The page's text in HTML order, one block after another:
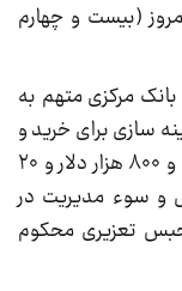
(بیست و چهارم
مرکزی متهم به
سازی برای خرید و
فروش غیر قانونی ارز به میزان ۱۵۹ میلیون و ۸۰۰ هزار دلار و ۲۰
اهمال و سوء مدیریت در
خود، به تحمل ۱۰ سال حبس تعزیری محکوم